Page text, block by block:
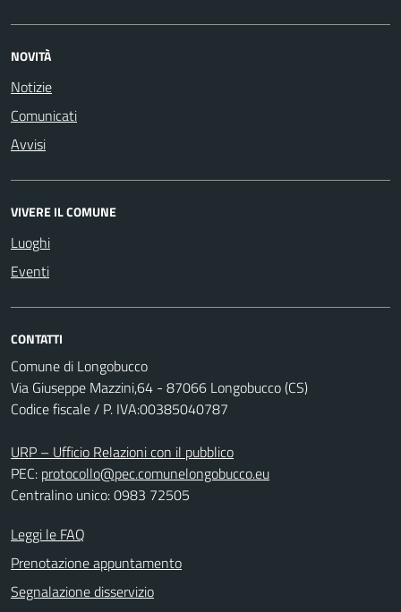
NOVITÀ
Notizie
Comunicati
Avvisi
VIVERE IL COMUNE
Luoghi
Eventi
CONTATTI
Comune di Longobucco
Via Giuseppe Mazzini,64 - 87066 Longobucco (CS)
Codice fiscale / P. IVA:00385040787
URP – Ufficio Relazioni con il pubblico
PEC: protocollo@pec.comunelongobucco.eu
Centralino unico: 0983 72505
Leggi le FAQ
Prenotazione appuntamento
Segnalazione disservizio